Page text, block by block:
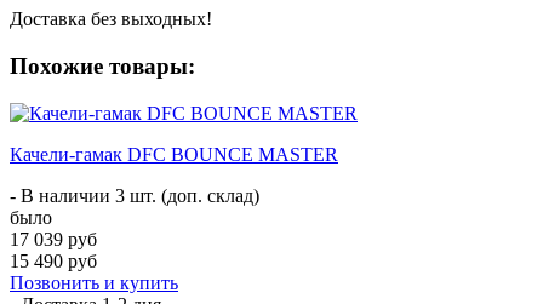
Доставка без выходных!
Похожие товары:
Качели-гамак DFC BOUNCE MASTER
- В наличии 3 шт. (доп. склад)
было
17 039 руб
15 490 руб
Позвонить и купить